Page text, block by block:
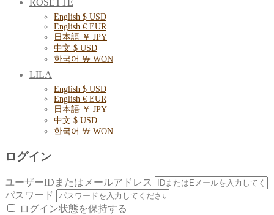
ROSETTE
English $ USD
English € EUR
日本語 ￥ JPY
中文 $ USD
한국어 ￦ WON
LILA
English $ USD
English € EUR
日本語 ￥ JPY
中文 $ USD
한국어 ￦ WON
ログイン
ユーザーIDまたはメールアドレス
パスワード
ログイン状態を保持する